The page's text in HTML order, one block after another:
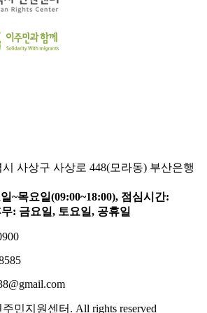
사상구 사상로 448(모라동) 부산은행
~목요일(09:00~18:00), 점심시간:
무: 금요일, 토요일, 공휴일
민지원센터. All rights reserved